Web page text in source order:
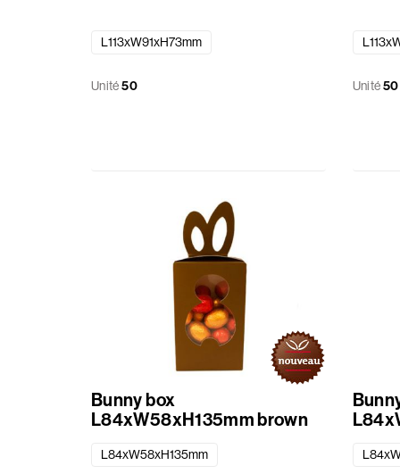
L113xW91xH73mm
Unité50 Unité50
Bunny box
L84xW58xH135mm brown
L84xW58xH135mm